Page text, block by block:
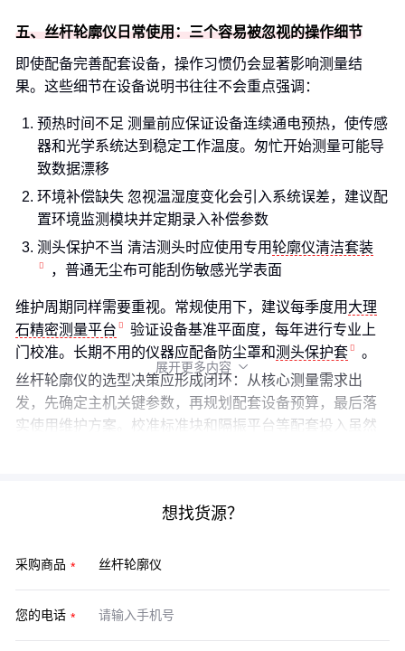
五、丝杆轮廓仪日常使用：三个容易被忽视的操作细节
即使配备完善配套设备，操作习惯仍会显著影响测量结
果。这些细节在设备说明书往往不会重点强调：
预热时间不足 测量前应保证设备连续通电预热，使传感
器和光学系统达到稳定工作温度。匆忙开始测量可能导
致数据漂移
环境补偿缺失 忽视温湿度变化会引入系统误差，建议配
置环境监测模块并定期录入补偿参数
测头保护不当 清洁测头时应使用专用轮廓仪清洁套装
，普通无尘布可能刮伤敏感光学表面
维护周期同样需要重视。常规使用下，建议每季度用 大理
石精密测量平台
验证设备基准平面度，每年进行专业上
门校准。长期不用的仪器应配备防尘罩和测头保护套
。
丝杆轮廓仪的选型决策应形成闭环：从核心测量需求出
发，先确定主机关键参数，再规划配套设备预算，最后落
实使用维护方案。校准标准块和隔振平台等配套投入虽然
展开更多内容 
想找货源？
采购商品
您的电话